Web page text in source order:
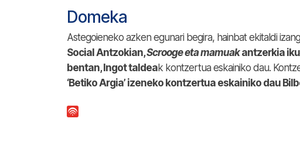
Domeka
Astegoieneko azken egunari begira, hainbat ekitaldi
Social Antzokian,Scrooge eta mamuakantzerkia
bentan, Ingot taldeak kontzertua eskainiko dau.
‘Betiko Argia’ izeneko kontzertua eskainiko dau